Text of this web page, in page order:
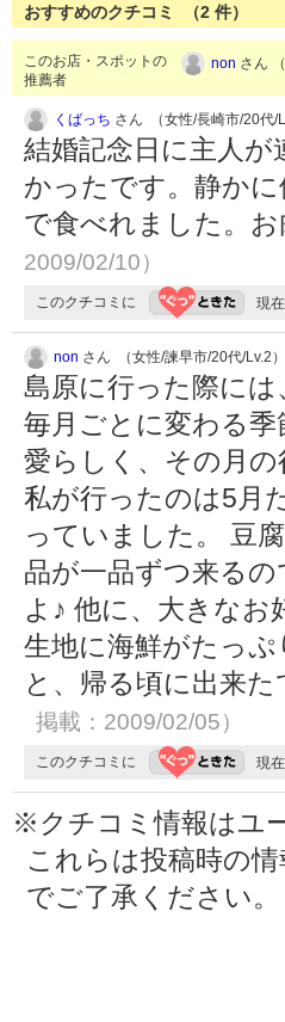
おすすめのクチコミ （2 件）
このお店・スポットの
推薦者
non さん
くばっち さん （女性/長崎市/20代/
結婚記念日に主人
かったです。静か
で食べれました。
2009/02/10）
このクチコミに 現在
non さん （女性/諫早市/20代/Lv.2）
島原に行った際に
毎月ごとに変わる
愛らしく、その月
私が行ったのは5月
っていました。 豆
品が一品ずつ来る
よ♪ 他に、大きな
生地に海鮮がたっ
と、帰る頃に出来
掲載：2009/02/05）
このクチコミに 現在
※クチコミ情報はユ
これらは投稿時の
でご了承ください。